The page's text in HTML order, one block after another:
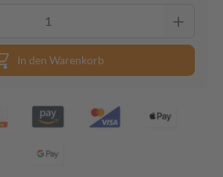
In den Warenkorb